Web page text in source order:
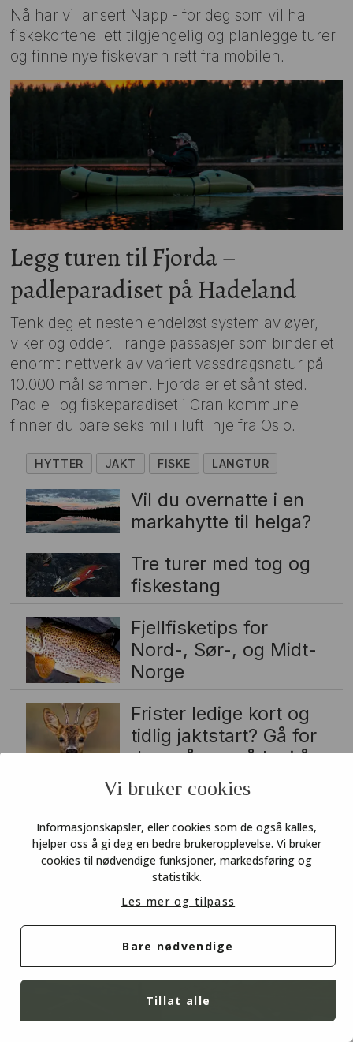
Vi bruker cookies
Informasjonskapsler, eller cookies som de også kalles,
hjelper oss å gi deg en bedre brukeropplevelse. Vi bruker
cookies til nødvendige funksjoner, markedsføring og
statistikk.
Les mer og tilpass
Bare nødvendige
Tillat alle
Nå har vi lansert Napp - for deg som vil ha
fiskekortene lett tilgjengelig og planlegge turer
og finne nye fiskevann rett fra mobilen.
Legg turen til Fjorda –
padleparadiset på Hadeland
Tenk deg et nesten endeløst system av øyer,
viker og odder. Trange passasjer som binder et
enormt nettverk av variert vassdragsnatur på
10.000 mål sammen. Fjorda er et sånt sted.
Padle- og fiskeparadiset i Gran kommune
finner du bare seks mil i luftlinje fra Oslo.
HYTTER JAKT FISKE LANGTUR
Vil du overnatte i en
markahytte til helga?
Tre turer med tog og
fiskestang
Fjellfisketips for
Nord-, Sør-, og Midt-
Norge
Frister ledige kort og
tidlig jaktstart? Gå for
due, gås og rådyr i år
Anton traff ørretbettet
i Børgefjell
Lokalkjentes tips til
laksefiske i Akerselva